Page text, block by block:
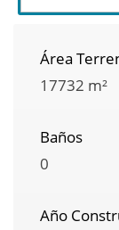
Área
17732 m²
Baños
0
Año